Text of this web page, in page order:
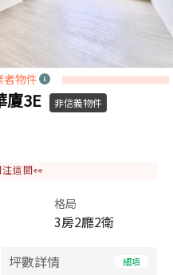
者物件
廈3E 非信義物件
這間👀
格局
3房2廳2衛
坪數詳情 細項